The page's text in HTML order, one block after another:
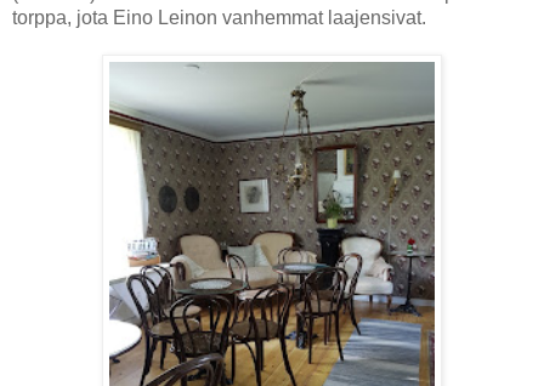
torppa, jota Eino Leinon vanhemmat laajensivat.